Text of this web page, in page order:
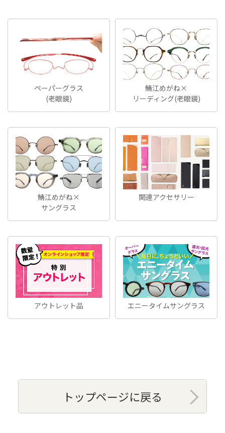
ペーパーグラス
(老眼鏡)
鯖江めがね×
リーディング(老眼鏡)
鯖江めがね×
サングラス
関連アクセサリー
アウトレット品 エニータイムサングラス
トップページに戻る